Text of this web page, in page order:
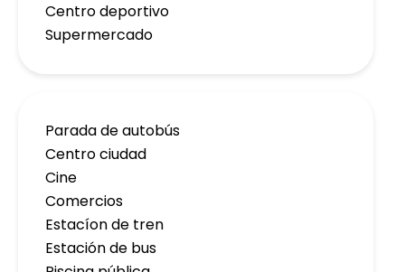
Centro deportivo
Supermercado
Parada de autobús
Centro ciudad
Cine
Comercios
Estacíon de tren
Estación de bus